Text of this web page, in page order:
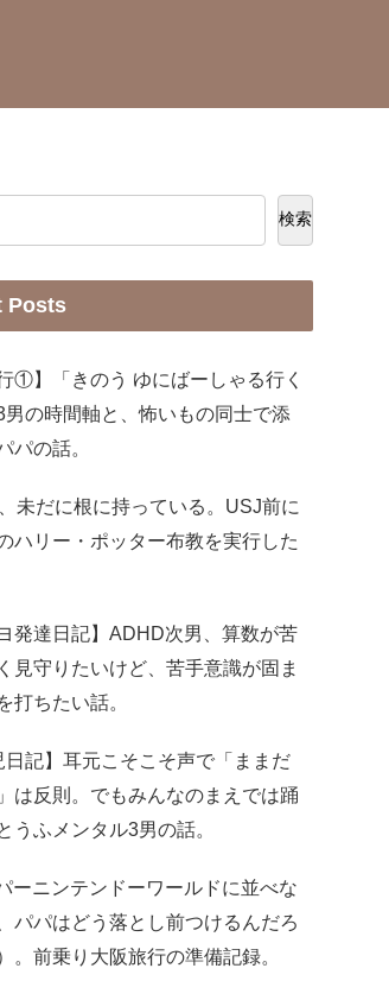
検索
Posts
①】「きのう ゆにばーしゃる行く
男の時間軸と、怖いもの同士で添
パの話。
未だに根に持っている。USJ前に
ハリー・ポッター布教を実行した
発達日記】ADHD次男、算数が苦
見守りたいけど、苦手意識が固ま
打ちたい話。
日記】耳元こそこそ声で「ままだ
は反則。でもみんなのまえでは踊
うふメンタル3男の話。
ーニンテンドーワールドに並べな
パパはどう落とし前つけるんだろ
。前乗り大阪旅行の準備記録。